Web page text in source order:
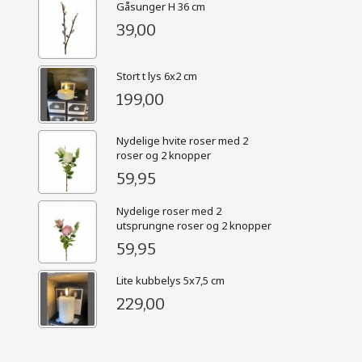
Gåsunger H 36 cm
39,00
Stort t lys 6x2 cm
199,00
Nydelige hvite roser med 2
roser og 2 knopper
59,95
Nydelige roser med 2
utsprungne roser og 2 knopper
59,95
Lite kubbelys 5x7,5 cm
229,00